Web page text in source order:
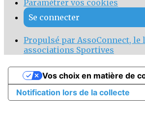
Paramétrer vos cookies
Se connecter
Propulsé par AssoConnect, le
associations Sportives
Notification lors de la collecte
Vos choix en matière de